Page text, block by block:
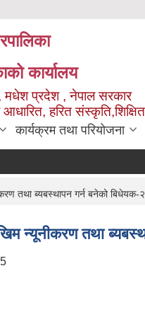
कार्यालय
मधेश प्रदेश , नेपाल सरकार
हरित
कार्यक्रम तथा परियोजना
तथा ब्यबस्थापन गर्न बनेको बिधेयक-
न्यूनीकरण तथा